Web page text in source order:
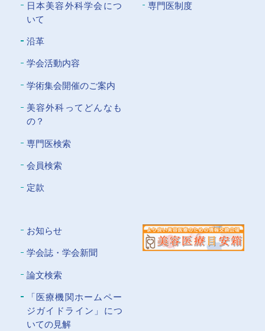
⽇本美容外科学会につ
いて
沿革
学会活動内容
学術集会開催のご案内
美容外科ってどんなも
の？
専門医検索
会員検索
定款
専門医制度
お知らせ
学会誌・学会新聞
論文検索
「医療機関ホームペー
ジガイドライン」につ
いての⾒解